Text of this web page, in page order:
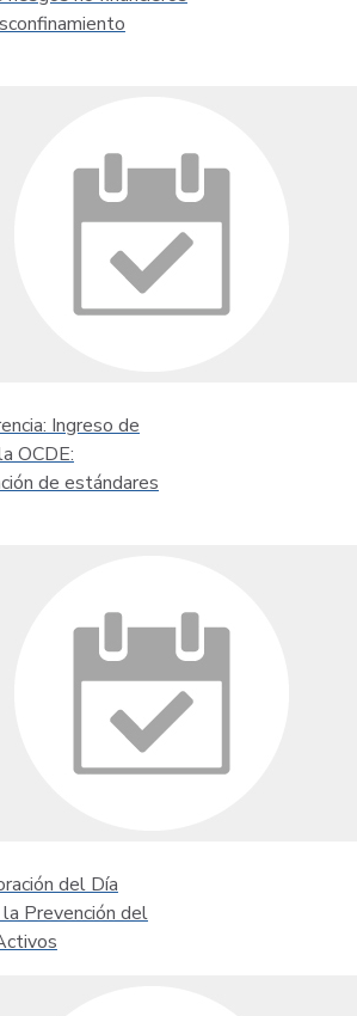
Ingreso de
OCDE:
de estándares
del Día
Prevención del